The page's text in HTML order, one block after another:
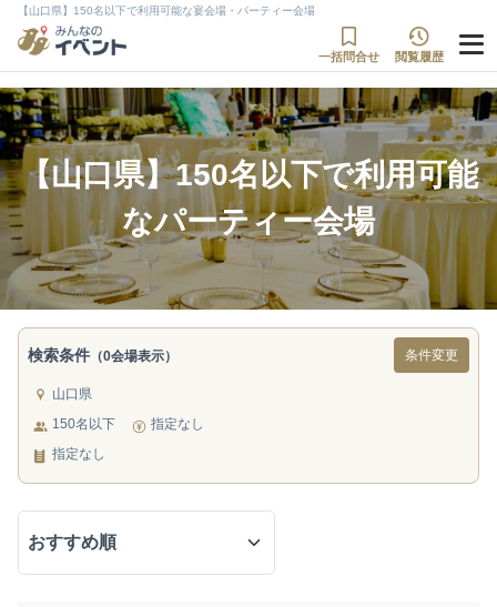
【山口県】150名以下で利用可能な宴会場・パーティー会場
一括問合せ 閲覧履歴
【山口県】150名以下で利用可能
なパーティー会場
検索条件 （0会場表示） 条件変更
山口県
150名以下
指定なし
指定なし